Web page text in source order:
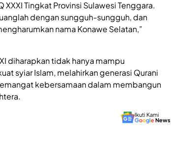
Tingkat Provinsi Sulawesi Tenggara.
dengan sungguh-sungguh, dan
nama Konawe Selatan,”
diharapkan tidak hanya mampu
syiar Islam, melahirkan generasi Qurani
kebersamaan dalam membangun
Ikuti Kami
GoogleNews